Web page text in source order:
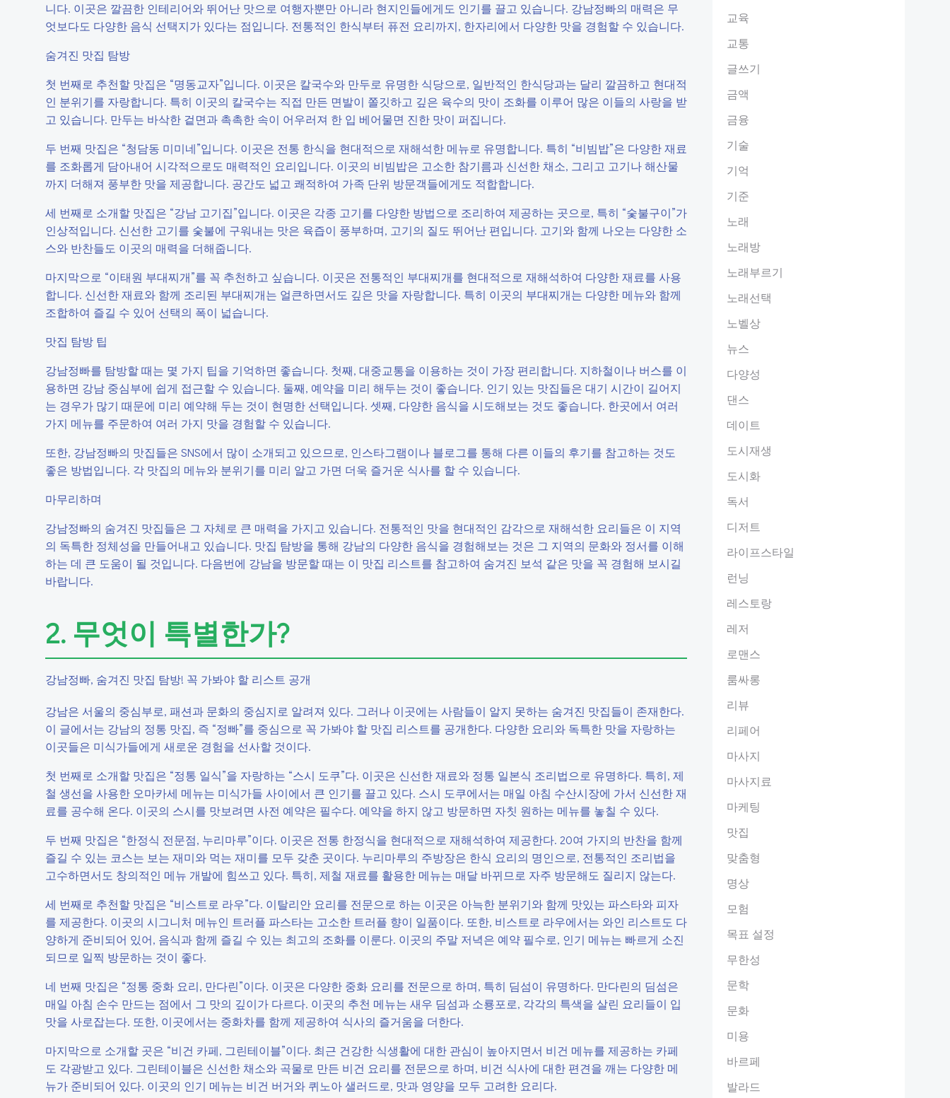
니다. 이곳은 깔끔한 인테리어와 뛰어난 맛으로 여행자뿐만 아니라 현지인들에게도 인기를 끌고 있습니다. 강남정빠의 매력은 무
엇보다도 다양한 음식 선택지가 있다는 점입니다. 전통적인 한식부터 퓨전 요리까지, 한자리에서 다양한 맛을 경험할 수 있습니다.
숨겨진 맛집 탐방
첫 번째로 추천할 맛집은 “명동교자”입니다. 이곳은 칼국수와 만두로 유명한 식당으로, 일반적인 한식당과는 달리 깔끔하고 현대적
인 분위기를 자랑합니다. 특히 이곳의 칼국수는 직접 만든 면발이 쫄깃하고 깊은 육수의 맛이 조화를 이루어 많은 이들의 사랑을 받
고 있습니다. 만두는 바삭한 겉면과 촉촉한 속이 어우러져 한 입 베어물면 진한 맛이 퍼집니다.
두 번째 맛집은 “청담동 미미네”입니다. 이곳은 전통 한식을 현대적으로 재해석한 메뉴로 유명합니다. 특히 “비빔밥”은 다양한 재료
를 조화롭게 담아내어 시각적으로도 매력적인 요리입니다. 이곳의 비빔밥은 고소한 참기름과 신선한 채소, 그리고 고기나 해산물
까지 더해져 풍부한 맛을 제공합니다. 공간도 넓고 쾌적하여 가족 단위 방문객들에게도 적합합니다.
세 번째로 소개할 맛집은 “강남 고기집”입니다. 이곳은 각종 고기를 다양한 방법으로 조리하여 제공하는 곳으로, 특히 “숯불구이”가
인상적입니다. 신선한 고기를 숯불에 구워내는 맛은 육즙이 풍부하며, 고기의 질도 뛰어난 편입니다. 고기와 함께 나오는 다양한 소
스와 반찬들도 이곳의 매력을 더해줍니다.
마지막으로 “이태원 부대찌개”를 꼭 추천하고 싶습니다. 이곳은 전통적인 부대찌개를 현대적으로 재해석하여 다양한 재료를 사용
합니다. 신선한 재료와 함께 조리된 부대찌개는 얼큰하면서도 깊은 맛을 자랑합니다. 특히 이곳의 부대찌개는 다양한 메뉴와 함께
조합하여 즐길 수 있어 선택의 폭이 넓습니다.
맛집 탐방 팁
강남정빠를 탐방할 때는 몇 가지 팁을 기억하면 좋습니다. 첫째, 대중교통을 이용하는 것이 가장 편리합니다. 지하철이나 버스를 이
용하면 강남 중심부에 쉽게 접근할 수 있습니다. 둘째, 예약을 미리 해두는 것이 좋습니다. 인기 있는 맛집들은 대기 시간이 길어지
는 경우가 많기 때문에 미리 예약해 두는 것이 현명한 선택입니다. 셋째, 다양한 음식을 시도해보는 것도 좋습니다. 한곳에서 여러
가지 메뉴를 주문하여 여러 가지 맛을 경험할 수 있습니다.
또한, 강남정빠의 맛집들은 SNS에서 많이 소개되고 있으므로, 인스타그램이나 블로그를 통해 다른 이들의 후기를 참고하는 것도
좋은 방법입니다. 각 맛집의 메뉴와 분위기를 미리 알고 가면 더욱 즐거운 식사를 할 수 있습니다.
마무리하며
강남정빠의 숨겨진 맛집들은 그 자체로 큰 매력을 가지고 있습니다. 전통적인 맛을 현대적인 감각으로 재해석한 요리들은 이 지역
의 독특한 정체성을 만들어내고 있습니다. 맛집 탐방을 통해 강남의 다양한 음식을 경험해보는 것은 그 지역의 문화와 정서를 이해
하는 데 큰 도움이 될 것입니다. 다음번에 강남을 방문할 때는 이 맛집 리스트를 참고하여 숨겨진 보석 같은 맛을 꼭 경험해 보시길
바랍니다.
2. 무엇이 특별한가?
강남정빠, 숨겨진 맛집 탐방! 꼭 가봐야 할 리스트 공개
강남은 서울의 중심부로, 패션과 문화의 중심지로 알려져 있다. 그러나 이곳에는 사람들이 알지 못하는 숨겨진 맛집들이 존재한다.
이 글에서는 강남의 정통 맛집, 즉 “정빠”를 중심으로 꼭 가봐야 할 맛집 리스트를 공개한다. 다양한 요리와 독특한 맛을 자랑하는
이곳들은 미식가들에게 새로운 경험을 선사할 것이다.
첫 번째로 소개할 맛집은 “정통 일식”을 자랑하는 “스시 도쿠”다. 이곳은 신선한 재료와 정통 일본식 조리법으로 유명하다. 특히, 제
철 생선을 사용한 오마카세 메뉴는 미식가들 사이에서 큰 인기를 끌고 있다. 스시 도쿠에서는 매일 아침 수산시장에 가서 신선한 재
료를 공수해 온다. 이곳의 스시를 맛보려면 사전 예약은 필수다. 예약을 하지 않고 방문하면 자칫 원하는 메뉴를 놓칠 수 있다.
두 번째 맛집은 “한정식 전문점, 누리마루”이다. 이곳은 전통 한정식을 현대적으로 재해석하여 제공한다. 20여 가지의 반찬을 함께
즐길 수 있는 코스는 보는 재미와 먹는 재미를 모두 갖춘 곳이다. 누리마루의 주방장은 한식 요리의 명인으로, 전통적인 조리법을
고수하면서도 창의적인 메뉴 개발에 힘쓰고 있다. 특히, 제철 재료를 활용한 메뉴는 매달 바뀌므로 자주 방문해도 질리지 않는다.
세 번째로 추천할 맛집은 “비스트로 라우”다. 이탈리안 요리를 전문으로 하는 이곳은 아늑한 분위기와 함께 맛있는 파스타와 피자
를 제공한다. 이곳의 시그니처 메뉴인 트러플 파스타는 고소한 트러플 향이 일품이다. 또한, 비스트로 라우에서는 와인 리스트도 다
양하게 준비되어 있어, 음식과 함께 즐길 수 있는 최고의 조화를 이룬다. 이곳의 주말 저녁은 예약 필수로, 인기 메뉴는 빠르게 소진
되므로 일찍 방문하는 것이 좋다.
네 번째 맛집은 “정통 중화 요리, 만다린”이다. 이곳은 다양한 중화 요리를 전문으로 하며, 특히 딤섬이 유명하다. 만다린의 딤섬은
매일 아침 손수 만드는 점에서 그 맛의 깊이가 다르다. 이곳의 추천 메뉴는 새우 딤섬과 소룡포로, 각각의 특색을 살린 요리들이 입
맛을 사로잡는다. 또한, 이곳에서는 중화차를 함께 제공하여 식사의 즐거움을 더한다.
마지막으로 소개할 곳은 “비건 카페, 그린테이블”이다. 최근 건강한 식생활에 대한 관심이 높아지면서 비건 메뉴를 제공하는 카페
도 각광받고 있다. 그린테이블은 신선한 채소와 곡물로 만든 비건 요리를 전문으로 하며, 비건 식사에 대한 편견을 깨는 다양한 메
뉴가 준비되어 있다. 이곳의 인기 메뉴는 비건 버거와 퀴노아 샐러드로, 맛과 영양을 모두 고려한 요리다.
교육
교통
글쓰기
금액
금융
기술
기억
기준
노래
노래방
노래부르기
노래선택
노벨상
뉴스
다양성
댄스
데이트
도시재생
도시화
독서
디저트
라이프스타일
런닝
레스토랑
레저
로맨스
룸싸롱
리뷰
리페어
마사지
마사지료
마케팅
맛집
맞춤형
명상
모험
목표 설정
무한성
문학
문화
미용
바르페
발라드